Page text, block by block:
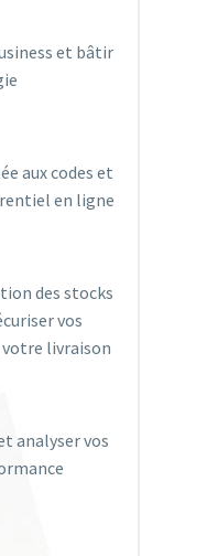
et bâtir
aux codes et
en ligne
des stocks
vos
livraison
analyser vos